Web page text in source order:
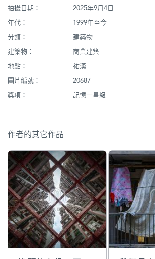
市
拍攝日期：
2025年9月4日
年代：
1999年至今
分類：
建築物
建築物：
商業建築
地點：
祐漢
圖片編號：
20687
獎項：
記憶一星級
作者的其它作品